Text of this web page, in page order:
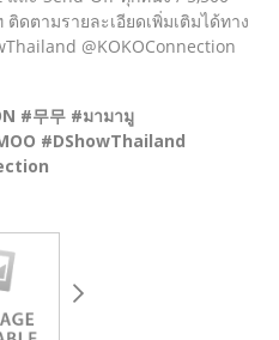
ดตามรายละเอียดเพิ่มเติมได้ทาง
@KOKOConnection
#무무 #มามามู
#DShowThailand